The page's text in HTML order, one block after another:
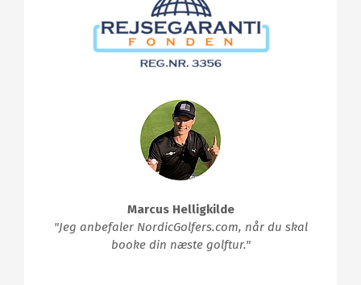
Marcus Helligkilde
"Jeg anbefaler NordicGolfers.com, når du skal
booke din næste golftur."